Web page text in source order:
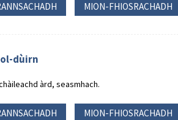
MION-FHIOSRACHADH
dùirn
àrd, seasmhach.
MION-FHIOSRACHADH